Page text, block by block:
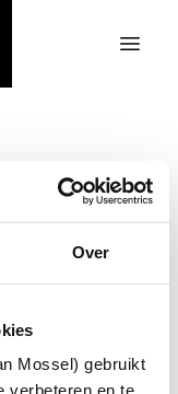
Over
Mossel) gebruikt
verbeteren en te